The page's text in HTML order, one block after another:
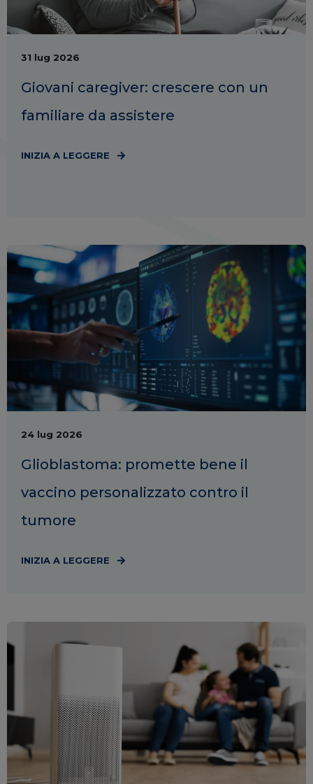
31 lug 2026
Giovani caregiver: crescere con un
familiare da assistere
INIZIA A LEGGERE
24 lug 2026
Glioblastoma: promette bene il
vaccino personalizzato contro il
tumore
INIZIA A LEGGERE